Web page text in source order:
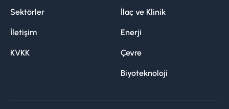
Sektörler
İletişim
KVKK
İlaç ve Klinik
Enerji
Çevre
Biyoteknoloji